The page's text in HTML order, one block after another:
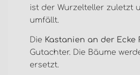
ist der Wurzelteller zuletzt
umfällt.
Die Kastanien an der
Gutachter. Die Bäume
ersetzt.